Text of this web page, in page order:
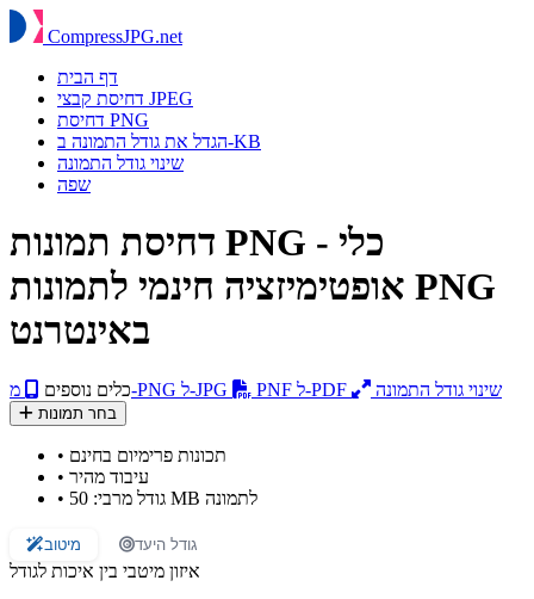
CompressJPG.net
דף הבית
דחיסת קבצי JPEG
דחיסת PNG
הגדל את גודל התמונה ב-KB
שינוי גודל התמונה
שפה
דחיסת תמונות PNG - כלי
אופטימיזציה חינמי לתמונות PNG
באינטרנט
כלים נוספים מ-PNG ל-JPG PNF ל-PDF שינוי גודל התמונה
בחר תמונות
• תכונות פרימיום בחינם
• עיבוד מהיר
•
גודל מרבי: 50 MB לתמונה
מיטוב גודל היעד
איזון מיטבי בין איכות לגודל